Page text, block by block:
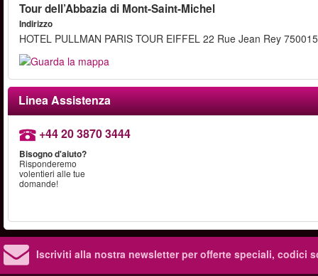
Tour dell’Abbazia di Mont-Saint-Michel
Indirizzo
HOTEL PULLMAN PARIS TOUR EIFFEL 22 Rue Jean Rey
Linea Assistenza
+44 20 3870 3444
Bisogno d'aiuto?
Risponderemo
volentieri alle tue
domande!
Iscriviti alla nostra newsletter per offerte speciali, codici